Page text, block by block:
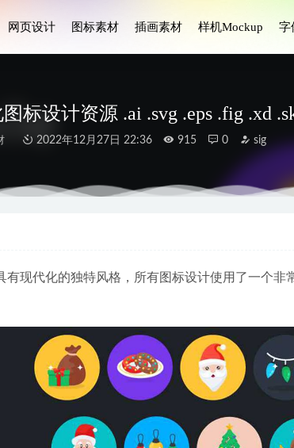
网页设计 图标素材 插画素材 样机Mockup 字
标设计资源 .ai .svg .eps .fig .xd
2022年12月27日 22:36 915 0 sig
现代化的独特风格，所有图标设计使用了一个非